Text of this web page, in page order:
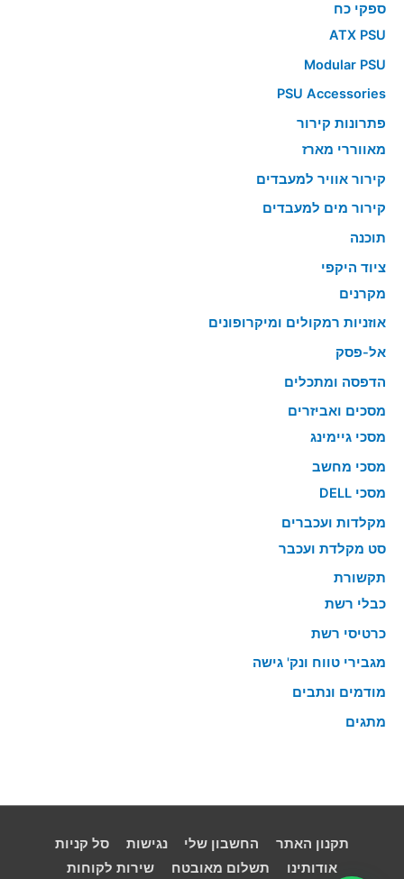
ספקי כח
ATX PSU
Modular PSU
PSU Accessories
פתרונות קירור
מאווררי מארז
קירור אוויר למעבדים
קירור מים למעבדים
תוכנה
ציוד היקפי
מקרנים
אוזניות רמקולים ומיקרופונים
אל-פסק
הדפסה ומתכלים
מסכים ואביזרים
מסכי גיימינג
מסכי מחשב
מסכי DELL
מקלדות ועכברים
סט מקלדת ועכבר
תקשורת
כבלי רשת
כרטיסי רשת
מגבירי טווח ונק' גישה
מודמים ונתבים
מתגים
תקנון האתר החשבון שלי נגישות
סל קניות
אודותינו
תשלום מאובטח שירות לקוחות